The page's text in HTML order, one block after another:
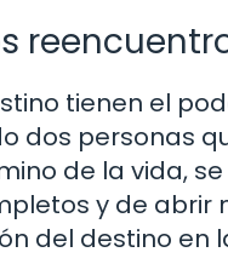
tienen el
dos personas
de la vida,
y de abrir
del destino en